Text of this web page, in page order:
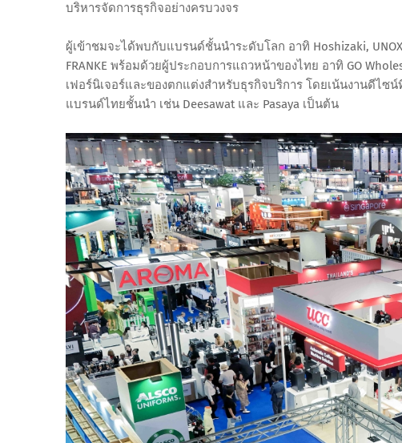
บริหารจัดการธุรกิจอย่างครบวงจร
ผู้เข้าชมจะได้พบกับแบรนด์ชั้นนำระดับโลก อาทิ Hoshizaki,
FRANKE พร้อมด้วยผู้ประกอบการแถวหน้าของไทย อาทิ GO
เฟอร์นิเจอร์และของตกแต่งสำหรับธุรกิจบริการ โดยเน้นงานดีไ
แบรนด์ไทยชั้นนำ เช่น Deesawat และ Pasaya เป็นต้น